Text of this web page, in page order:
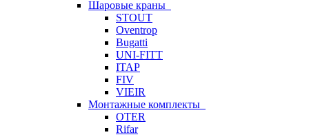
Шаровые краны
STOUT
Oventrop
Bugatti
UNI-FITT
ITAP
FIV
VIEIR
Монтажные комплекты
OTER
Rifar